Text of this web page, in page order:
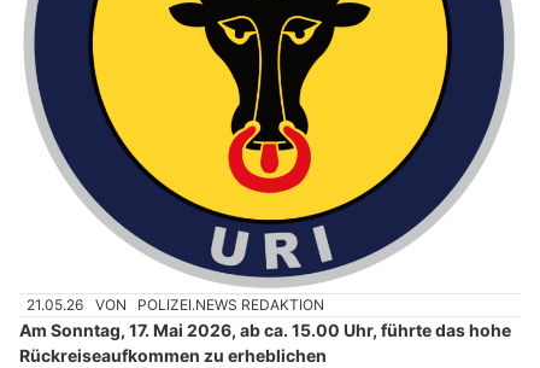
21.05.26 VON POLIZEI.NEWS REDAKTION
Am Sonntag, 17. Mai 2026, ab ca. 15.00 Uhr, führte das hohe
Rückreiseaufkommen zu erheblichen